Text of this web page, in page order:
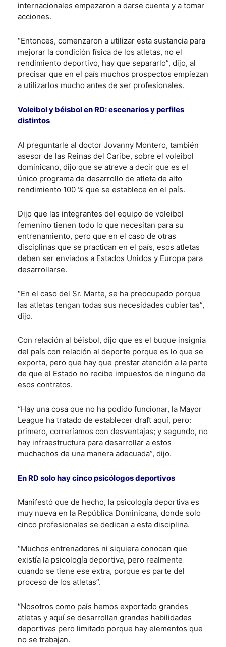
internacionales empezaron a darse cuenta y a tomar
acciones.
“Entonces, comenzaron a utilizar esta sustancia para
mejorar la condición física de los atletas, no el
rendimiento deportivo, hay que separarlo”, dijo, al
precisar que en el país muchos prospectos empiezan
a utilizarlos mucho antes de ser profesionales.
Voleibol y béisbol en RD: escenarios y perfiles
distintos
Al preguntarle al doctor Jovanny Montero, también
asesor de las Reinas del Caribe, sobre el voleibol
dominicano, dijo que se atreve a decir que es el
único programa de desarrollo de atleta de alto
rendimiento 100 % que se establece en el país.
Dijo que las integrantes del equipo de voleibol
femenino tienen todo lo que necesitan para su
entrenamiento, pero que en el caso de otras
disciplinas que se practican en el país, esos atletas
deben ser enviados a Estados Unidos y Europa para
desarrollarse.
“En el caso del Sr. Marte, se ha preocupado porque
las atletas tengan todas sus necesidades cubiertas”,
dijo.
Con relación al béisbol, dijo que es el buque insignia
del país con relación al deporte porque es lo que se
exporta, pero que hay que prestar atención a la parte
de que el Estado no recibe impuestos de ninguno de
esos contratos.
“Hay una cosa que no ha podido funcionar, la Mayor
League ha tratado de establecer draft aquí, pero:
primero, correríamos con desventajas; y segundo, no
hay infraestructura para desarrollar a estos
muchachos de una manera adecuada”, dijo.
En RD solo hay cinco psicólogos deportivos
Manifestó que de hecho, la psicología deportiva es
muy nueva en la República Dominicana, donde solo
cinco profesionales se dedican a esta disciplina.
“Muchos entrenadores ni siquiera conocen que
existía la psicología deportiva, pero realmente
cuando se tiene ese extra, porque es parte del
proceso de los atletas”.
“Nosotros como país hemos exportado grandes
atletas y aquí se desarrollan grandes habilidades
deportivas pero limitado porque hay elementos que
no se trabajan.